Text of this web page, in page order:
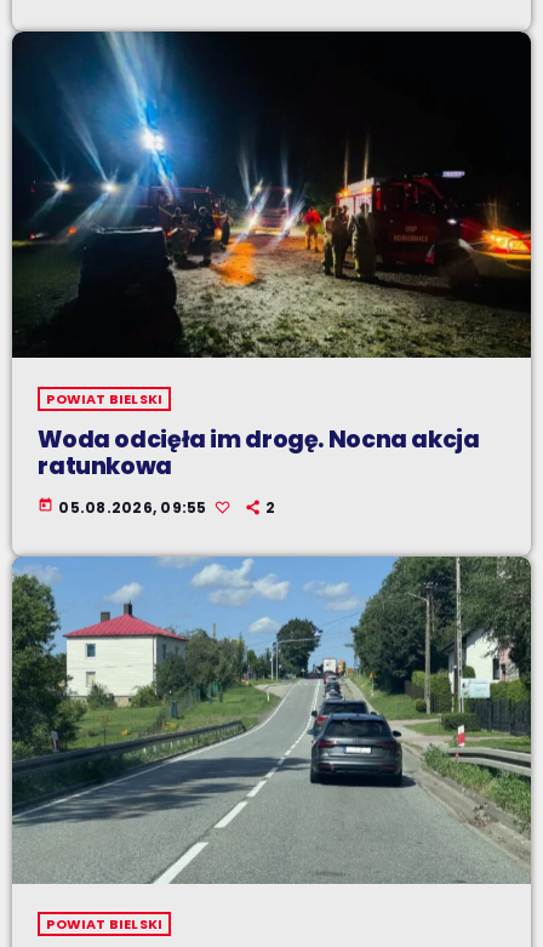
POWIAT BIELSKI
Woda odcięła im drogę. Nocna akcja
ratunkowa
today 05.08.2026, 09:55 2
POWIAT BIELSKI